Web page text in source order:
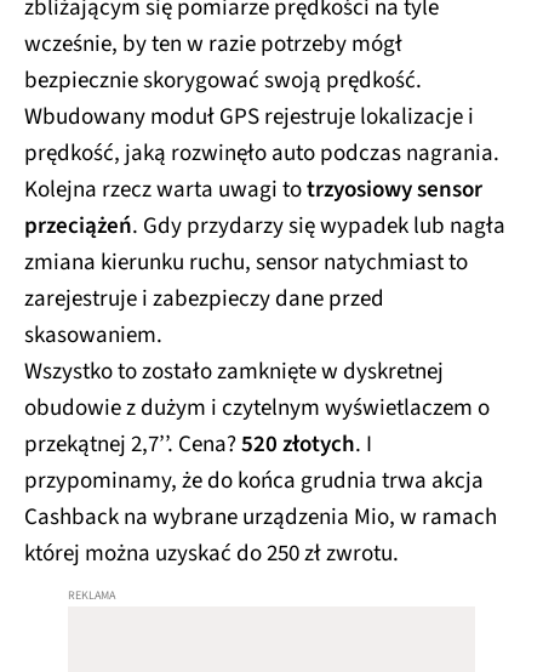
zbliżającym się pomiarze prędkości na tyle
wcześnie, by ten w razie potrzeby mógł
bezpiecznie skorygować swoją prędkość.
Wbudowany moduł GPS rejestruje lokalizacje i
prędkość, jaką rozwinęło auto podczas nagrania.
Kolejna rzecz warta uwagi totrzyosiowy sensor
przeciążeń. Gdy przydarzy się wypadek lub nagła
zmiana kierunku ruchu, sensor natychmiast to
zarejestruje i zabezpieczy dane przed
skasowaniem.
Wszystko to zostało zamknięte w dyskretnej
obudowie z dużym i czytelnym wyświetlaczem o
przekątnej 2,7’’. Cena?520 złotych. I
przypominamy, że do końca grudnia trwa akcja
Cashback na wybrane urządzenia Mio, w ramach
której można uzyskać do 250 zł zwrotu.